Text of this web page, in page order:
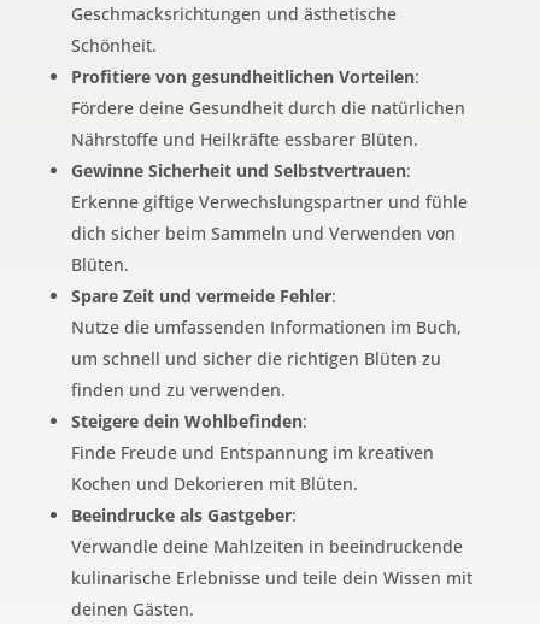
Geschmacksrichtungen und ästhetische
Schönheit.
Profitiere von gesundheitlichen Vorteilen:
Fördere deine Gesundheit durch die natürlichen
Nährstoffe und Heilkräfte essbarer Blüten.
Gewinne Sicherheit und Selbstvertrauen:
Erkenne giftige Verwechslungspartner und fühle
dich sicher beim Sammeln und Verwenden von
Blüten.
Spare Zeit und vermeide Fehler:
Nutze die umfassenden Informationen im Buch,
um schnell und sicher die richtigen Blüten zu
finden und zu verwenden.
Steigere dein Wohlbefinden:
Finde Freude und Entspannung im kreativen
Kochen und Dekorieren mit Blüten.
Beeindrucke als Gastgeber:
Verwandle deine Mahlzeiten in beeindruckende
kulinarische Erlebnisse und teile dein Wissen mit
deinen Gästen.